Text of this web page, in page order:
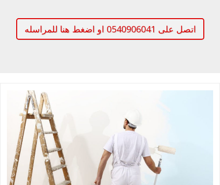
اتصل على 0540906041 او اضغط هنا للمراسله